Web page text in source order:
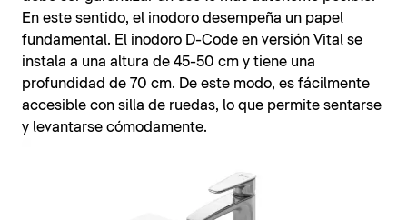
En este sentido, el inodoro desempeña un papel
fundamental. El inodoro D-Code en versión Vital se
instala a una altura de 45-50 cm y tiene una
profundidad de 70 cm. De este modo, es fácilmente
accesible con silla de ruedas, lo que permite sentarse
y levantarse cómodamente.